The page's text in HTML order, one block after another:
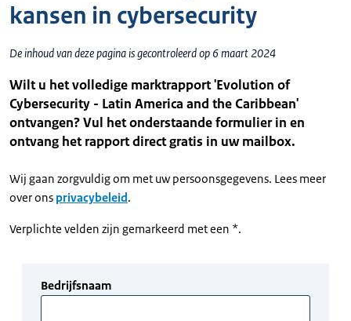
kansen in cybersecurity
De inhoud van deze pagina is gecontroleerd op 6 maart 2024
Wilt u het volledige marktrapport 'Evolution of
Cybersecurity - Latin America and the Caribbean'
ontvangen? Vul het onderstaande formulier in en
ontvang het rapport direct gratis in uw mailbox.
Wij gaan zorgvuldig om met uw persoonsgegevens. Lees meer
over ons privacybeleid.
Verplichte velden zijn gemarkeerd met een *.